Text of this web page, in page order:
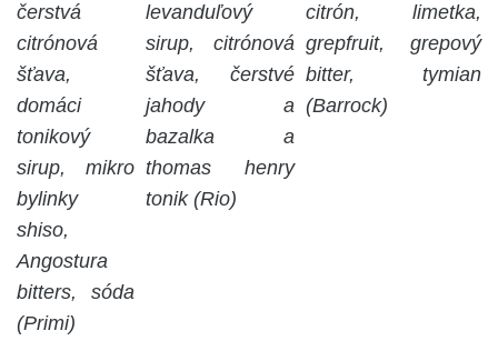
čerstvá
citrónová
šťava,
domáci
tonikový
sirup, mikro
bylinky
shiso,
Angostura
bitters, sóda
(Primi)
levanduľový
sirup, citrónová
šťava, čerstvé
jahody a
bazalka a
thomas henry
tonik (Rio)
citrón, limetka,
grepfruit, grepový
bitter, tymian
(Barrock)